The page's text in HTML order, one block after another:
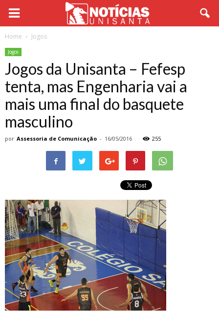
Home Jogos
Jogos
Jogos da Unisanta – Fefesp
tenta, mas Engenharia vai a
mais uma final do basquete
masculino
por Assessoria de Comunicação - 16/05/2016 255